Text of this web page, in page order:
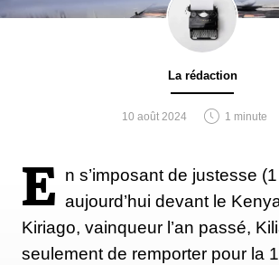
La rédaction
10 août 2024 1 minute
E n s’imposant de justesse
aujourd’hui devant le
Kiriago, vainqueur l’an passé,
seulement de remporter pour la